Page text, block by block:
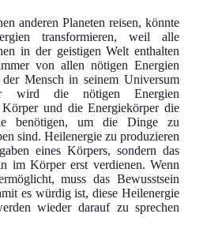
anderen Planeten reisen, könnte
transformieren, weil alle
in der geistigen Welt enthalten
von allen nötigen Energien
Mensch in seinem Universum
wird die nötigen Energien
und die Energiekörper die
benötigen, um die Dinge zu
sind. Heilenergie zu produzieren
eines Körpers, sondern das
im Körper erst verdienen. Wenn
muss das Bewusstsein
es würdig ist, diese Heilenergie
wieder darauf zu sprechen